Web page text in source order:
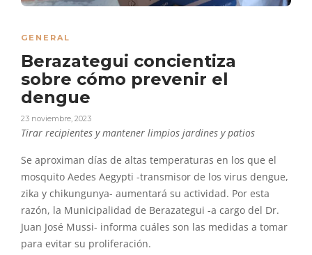
GENERAL
Berazategui concientiza
sobre cómo prevenir el
dengue
23 noviembre, 2023
Tirar recipientes y mantener limpios jardines y patios
Se aproximan días de altas temperaturas en los que el
mosquito Aedes Aegypti -transmisor de los virus dengue,
zika y chikungunya- aumentará su actividad. Por esta
razón, la Municipalidad de Berazategui -a cargo del Dr.
Juan José Mussi- informa cuáles son las medidas a tomar
para evitar su proliferación.